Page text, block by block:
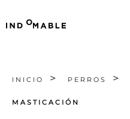
INICIO PERROS
MASTICACIÓN